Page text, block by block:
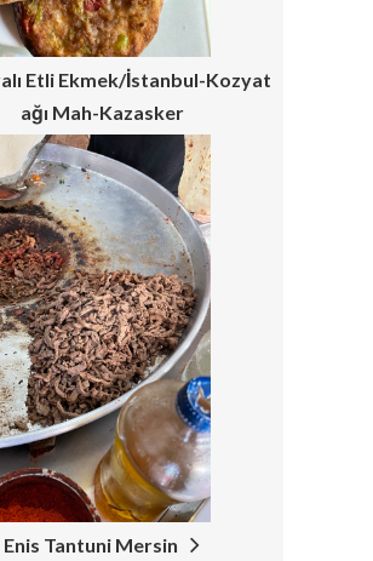
Etli Ekmek/İstanbul-Kozyat
ağı Mah-Kazasker
Enis Tantuni Mersin